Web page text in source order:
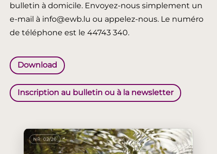
bulletin à domicile. Envoyez-nous simplement un
e-mail à info@ewb.lu ou appelez-nous. Le numéro
de téléphone est le 44743 340.
Download
Inscription au bulletin ou à la newsletter